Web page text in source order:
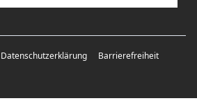
Datenschutzerklärung Barrierefreiheit